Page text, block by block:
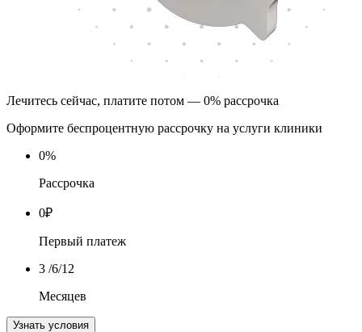
Лечитесь сейчас, платите потом — 0% рассрочка
Оформите беспроцентную рассрочку на услуги клиники
0%
Рассрочка
0₽
Первый платеж
3 /6/12
Месяцев
Узнать условия